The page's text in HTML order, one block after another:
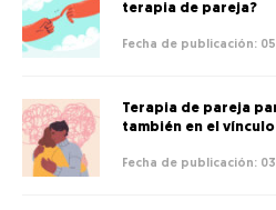
terapia de pareja?
Terapia de pareja
también en el vínculo